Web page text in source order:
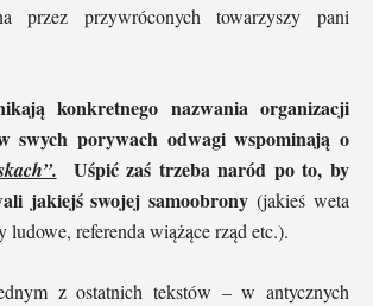
przez przywróconych towarzyszy pani
konkretnego nazwania organizacji
swych porywach odwagi wspominają o
Uśpić zaś trzeba naród po to, by
jakiejś swojej samoobrony (jakieś weta
referenda wiążące rząd etc.).
z ostatnich tekstów – w antycznych